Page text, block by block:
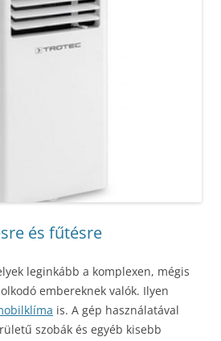
és fűtésre
leginkább a komplexen, mégis
embereknek valók. Ilyen
is. A gép használatával
szobák és egyéb kisebb